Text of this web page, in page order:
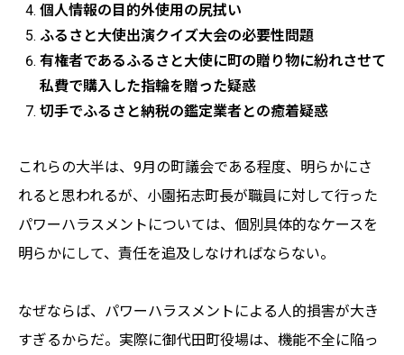
個人情報の目的外使用の尻拭い
ふるさと大使出演クイズ大会の必要性問題
有権者であるふるさと大使に町の贈り物に紛れさせて
私費で購入した指輪を贈った疑惑
切手でふるさと納税の鑑定業者との癒着疑惑
これらの大半は、9月の町議会である程度、明らかにさ
れると思われるが、小園拓志町長が職員に対して行った
パワーハラスメントについては、個別具体的なケースを
明らかにして、責任を追及しなければならない。
なぜならば、パワーハラスメントによる人的損害が大き
すぎるからだ。実際に御代田町役場は、機能不全に陥っ